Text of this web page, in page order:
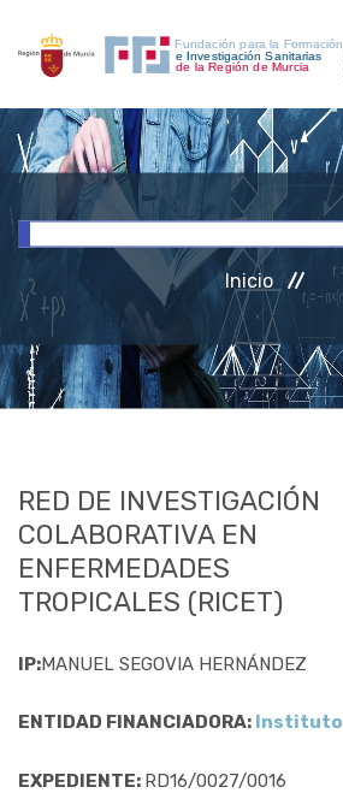
INICIO
INVESTIGACIÓN
RRHH
ACCESO PERSONAL
Inicio
RED DE INVESTIGACIÓN
COLABORATIVA EN
ENFERMEDADES
TROPICALES (RICET)
IP:MANUEL SEGOVIA HERNÁNDEZ
ENTIDAD FINANCIADORA: Instituto
EXPEDIENTE: RD16/0027/0016